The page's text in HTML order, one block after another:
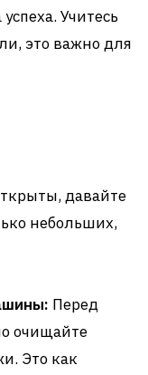
Учитесь
это важно для
давайте
небольших,
Перед
очищайте
Это как